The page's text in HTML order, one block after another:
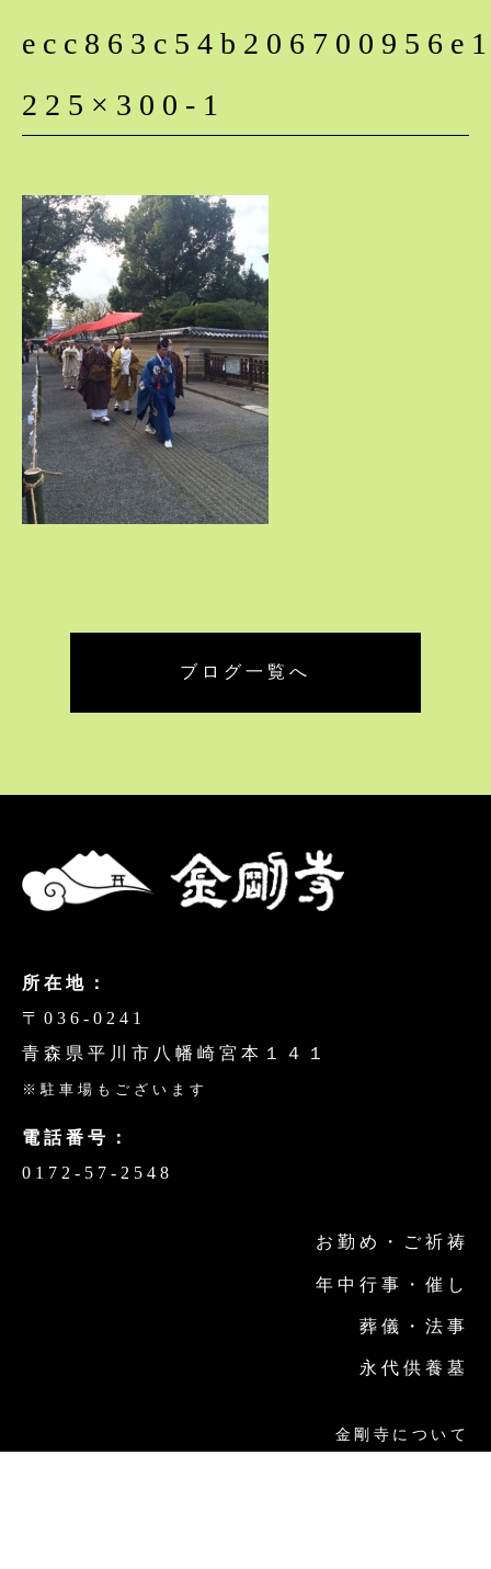
225×300-1
ブログ一覧へ
所在地：
〒036-0241
青森県平川市八幡崎宮本１４１
※駐車場もございます
電話番号：
0172-57-2548
お勤め・ご祈祷
年中行事・催し
葬儀・法事
永代供養墓
金剛寺について